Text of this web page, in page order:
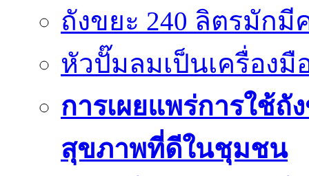
ถังขยะ 240 ลิตรมัก
หัวปั๊มลมเป็นเครื่องมื
การเผยแพร่การใช้ถั
สุขภาพที่ดีในชุมชน